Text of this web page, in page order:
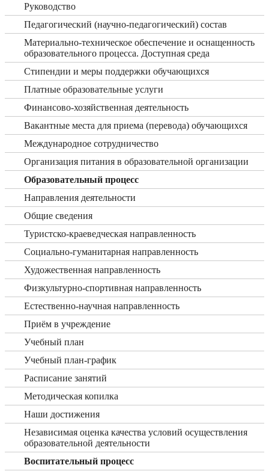
Руководство
Педагогический (научно-педагогический) состав
Материально-техническое обеспечение и оснащенность
образовательного процесса. Доступная среда
Стипендии и меры поддержки обучающихся
Платные образовательные услуги
Финансово-хозяйственная деятельность
Вакантные места для приема (перевода) обучающихся
Международное сотрудничество
Организация питания в образовательной организации
Образовательный процесс
Направления деятельности
Общие сведения
Туристско-краеведческая направленность
Социально-гуманитарная направленность
Художественная направленность
Физкультурно-спортивная направленность
Естественно-научная направленность
Приём в учреждение
Учебный план
Учебный план-график
Расписание занятий
Методическая копилка
Наши достижения
Независимая оценка качества условий осуществления
образовательной деятельности
Воспитательный процесс